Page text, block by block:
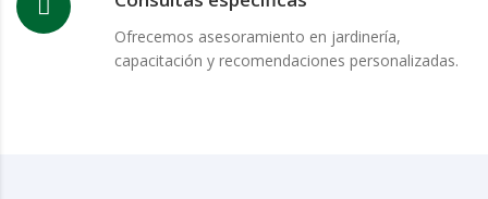
Ofrecemos asesoramiento en jardinería,
capacitación y recomendaciones personalizadas.